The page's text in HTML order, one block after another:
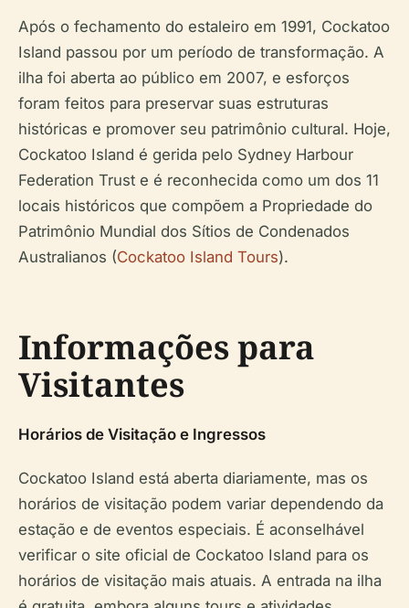
Após o fechamento do estaleiro em 1991, Cockatoo
Island passou por um período de transformação. A
ilha foi aberta ao público em 2007, e esforços
foram feitos para preservar suas estruturas
históricas e promover seu patrimônio cultural. Hoje,
Cockatoo Island é gerida pelo Sydney Harbour
Federation Trust e é reconhecida como um dos 11
locais históricos que compõem a Propriedade do
Patrimônio Mundial dos Sítios de Condenados
Australianos (Cockatoo Island Tours).
Informações para
Visitantes
Horários de Visitação e Ingressos
Cockatoo Island está aberta diariamente, mas os
horários de visitação podem variar dependendo da
estação e de eventos especiais. É aconselhável
verificar o site oficial de Cockatoo Island para os
horários de visitação mais atuais. A entrada na ilha